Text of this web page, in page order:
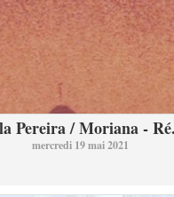
Pereira / Moriana -
mercredi 19 mai 2021